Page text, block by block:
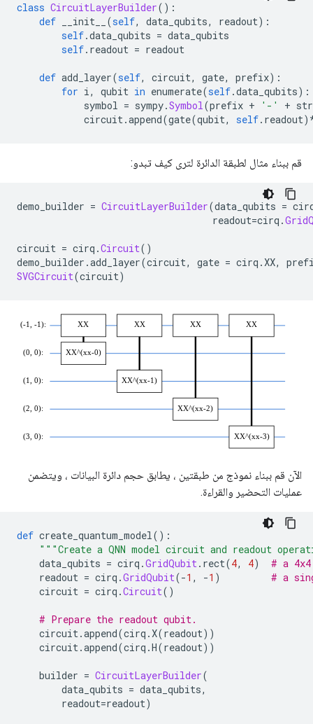
class CircuitLayerBuilder():
def __init__ (self, data_qubits, readout):
self.data_qubits = data_qubits
self. readout = readout
def add_layer(self, circuit, gate, prefix):
for i, qubit in enumerate(self.data_qubits):
symbol = sympy.Symbol(prefix + '-' + str
circuit.append(gate(qubit, self. readout
قم ببناء مثال لطبقة الدائرة لترى كيف تبدو:
demo_builder = CircuitLayerBuilder(data_qubits =
readout=cirq .
circuit = cirq .Circuit()
demo_builder .add_layer(circuit, gate = cirq .XX,
SVGCircuit(circuit)
الآن قم ببناء نموذج من طبقتين ، يطابق حجم دائرة البيانات ، ويتضمن
عمليات التحضير والقراءة.
def create_quantum_model():
"""Create a QNN model circuit and readout
data_qubits = cirq .GridQubit. rect(4, 4)
# a
readout = cirq .GridQubit(-1 , -1 )
# a
circuit = cirq .Circuit()
# Prepare the readout qubit.
circuit.append(cirq .X(readout))
circuit.append(cirq .H(readout))
builder = CircuitLayerBuilder(
data_qubits = data_qubits,
readout=readout)